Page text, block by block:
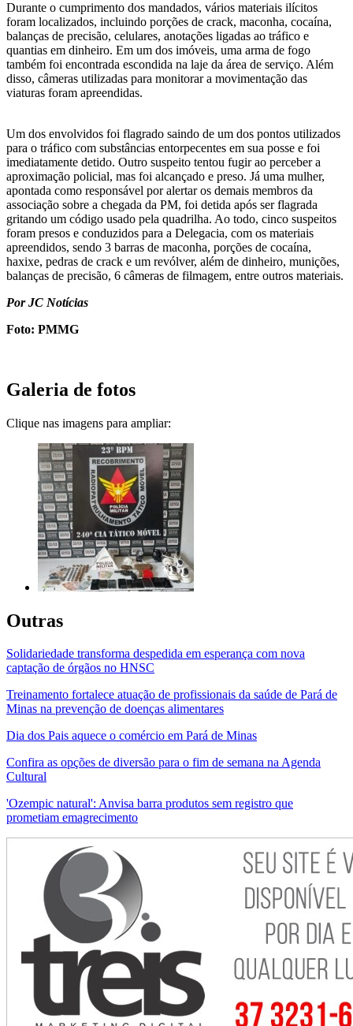
Durante o cumprimento dos mandados, vários materiais ilícitos
foram localizados, incluindo porções de crack, maconha, cocaína,
balanças de precisão, celulares, anotações ligadas ao tráfico e
quantias em dinheiro. Em um dos imóveis, uma arma de fogo
também foi encontrada escondida na laje da área de serviço. Além
disso, câmeras utilizadas para monitorar a movimentação das
viaturas foram apreendidas.
Um dos envolvidos foi flagrado saindo de um dos pontos utilizados
para o tráfico com substâncias entorpecentes em sua posse e foi
imediatamente detido. Outro suspeito tentou fugir ao perceber a
aproximação policial, mas foi alcançado e preso. Já uma mulher,
apontada como responsável por alertar os demais membros da
associação sobre a chegada da PM, foi detida após ser flagrada
gritando um código usado pela quadrilha. Ao todo, cinco suspeitos
foram presos e conduzidos para a Delegacia, com os materiais
apreendidos, sendo 3 barras de maconha, porções de cocaína,
haxixe, pedras de crack e um revólver, além de dinheiro, munições,
balanças de precisão, 6 câmeras de filmagem, entre outros materiais.
Por JC Notícias
Foto: PMMG
Galeria de fotos
Clique nas imagens para ampliar:
Outras
Solidariedade transforma despedida em esperança com nova
captação de órgãos no HNSC
Treinamento fortalece atuação de profissionais da saúde de Pará de
Minas na prevenção de doenças alimentares
Dia dos Pais aquece o comércio em Pará de Minas
Confira as opções de diversão para o fim de semana na Agenda
Cultural
'Ozempic natural': Anvisa barra produtos sem registro que
prometiam emagrecimento